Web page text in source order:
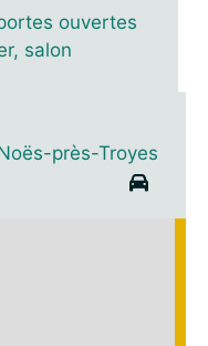
ouvertes
salon
près-Troyes